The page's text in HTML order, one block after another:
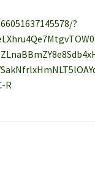
?
R